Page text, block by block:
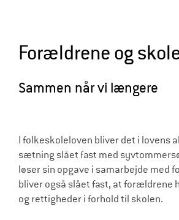
e
g
r
æ
Forældrene og
Sammen når vi længere
I folkeskoleloven bliver det i lovens
sætning slået fast med
løser sin opgave i samarbejde med
bliver også slået fast, at forældrene
og rettigheder i forhold til skolen.